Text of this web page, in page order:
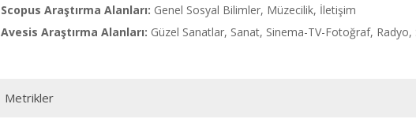
Scopus Araştırma Alanları: Genel Sosyal Bilimler, Müzecilik, İletişim
Avesis Araştırma Alanları: Güzel Sanatlar, Sanat, Sinema-TV-Fotoğraf,
Metrikler